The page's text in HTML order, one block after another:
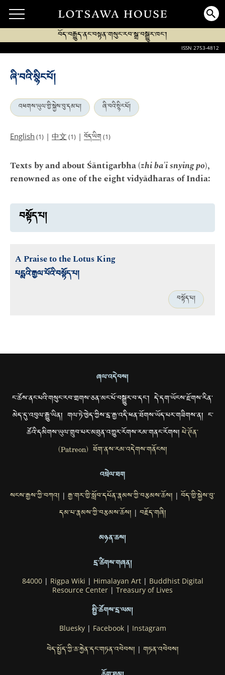
བོད་བརྒྱུད་ནང་བསྟན་གསུང་རབ་སྒྲ་བསྒྱུར་ཁང་།
ISSN 2753-4812
ཞི་བའི་སྙིང་པོ།
འཕགས་ཡུལ་གྱི་སྐྱེས་བུ་དམ་པ། ཞི་བའི་སྙིང་པོ།
English (1) | 中文 (1) | བོད་ཡིག (1)
Texts by and about Śāntigarbha (zhi ba'i snying po),
renowned as one of the eight vidyādharas of India:
བསྟོད་པ།
A Praise to the Lotus King
པདྨའི་རྒྱལ་པོའི་བསྟོད་པ།
བསྟོད་པ།
ཞལ་འདེབས།
ང་ཚོས་ནང་པའི་གསུང་རབ་གྲགས་ཅན་མང་པོ་བསྒྱུར་བ་དང་། དེ་དག་ཡོངས་རྫོགས་རིན་
མེད་དུ་འབུལ་རྒྱུ་ཡིན། གལ་ཏེ་ཁྱེད་ཀྱིས་དྲ་རྒྱ་འདི་ཕན་ཐོགས་ཡོད་པར་གཟིགས་ན། ང་
ཚོའི་དམིགས་ཡུལ་གྲུབ་པར་མཐུན་འགྱུར་རོགས་རམ་གནང་རོགས།པེ་ཊོན་
(Patreon) ཐོག་ནས་རམ་འདེགས་གནོངས།
འབྲེལ་ཐག
སངས་རྒྱས་ཀྱི་བཀའ། | རྒྱ་གར་གྱི་སློབ་དཔོན་རྣམས་ཀྱི་བརྩམས་ཆོས། | བོད་གྱི་སྐྱེས་བུ་
དམ་པ་རྣམས་ཀྱི་བརྩམས་ཆོས། | བརྗོད་གཞི།
མཉན་ཆས།
དྲ་ཚིགས་གཞན།
84000| Rigpa Wiki | Himalayan Art| Buddhist Digital
Resource Center | Treasury of Lives
སྤྱི་ཚོགས་དྲ་ལམ།
Bluesky| Facebook| Instagram
བེད་སྤྱོད་ཀྱི་ཆ་རྐྱེན་དང་གཏན་འབེབས། | གཏན་འབེབས།